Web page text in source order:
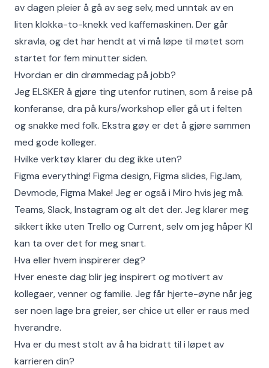
av dagen pleier å gå av seg selv, med unntak av en
liten klokka-to-knekk ved kaffemaskinen. Der går
skravla, og det har hendt at vi må løpe til møtet som
startet for fem minutter siden.
Hvordan er din drømmedag på jobb?
Jeg ELSKER å gjøre ting utenfor rutinen, som å reise på
konferanse, dra på kurs/workshop eller gå ut i felten
og snakke med folk. Ekstra gøy er det å gjøre sammen
med gode kolleger.
Hvilke verktøy klarer du deg ikke uten?
Figma everything! Figma design, Figma slides, FigJam,
Devmode, Figma Make! Jeg er også i Miro hvis jeg må.
Teams, Slack, Instagram og alt det der. Jeg klarer meg
sikkert ikke uten Trello og Current, selv om jeg håper KI
kan ta over det for meg snart.
Hva eller hvem inspirerer deg?
Hver eneste dag blir jeg inspirert og motivert av
kollegaer, venner og familie. Jeg får hjerte-øyne når jeg
ser noen lage bra greier, ser chice ut eller er raus med
hverandre.
Hva er du mest stolt av å ha bidratt til i løpet av
karrieren din?